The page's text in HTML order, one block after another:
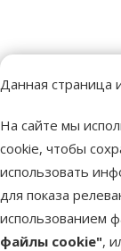
Данная страница
На сайте мы
cookie, чтобы
использовать
для показа
использованием
файлы cookie",